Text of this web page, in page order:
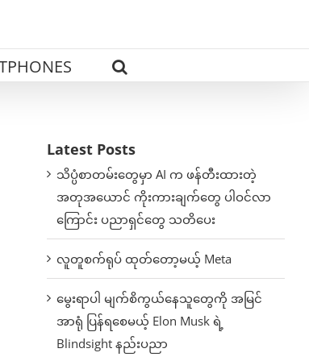
Latest Posts
သိပ္ပံစာတမ်းတွေမှာ AI က ဖန်တီးထားတဲ့
အတုအယောင် ကိုးကားချက်တွေ ပါဝင်လာ
ကြောင်း ပညာရှင်တွေ သတိပေး
လူတူစက်ရုပ် ထုတ်တော့မယ့် Meta
မွေးရာပါ မျက်စိကွယ်နေသူတွေကို အမြင်
အာရုံ ပြန်ရစေမယ့် Elon Musk ရဲ့
Blindsight နည်းပညာ